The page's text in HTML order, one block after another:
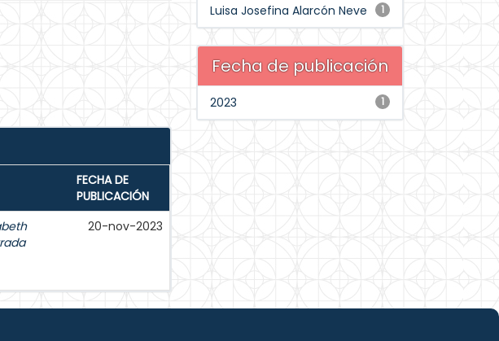
FECHA DE
PUBLICACIÓN
20-nov-2023
1
Luisa Josefina Alarcón Neve
Fecha de publicación
1
2023